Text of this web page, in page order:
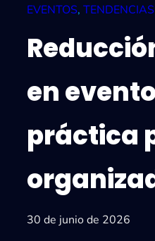
EVENTOS,
en
práctica
30 de junio de 2026